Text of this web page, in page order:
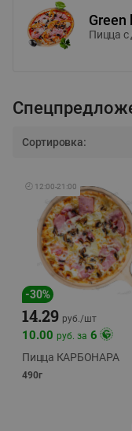
Green
Пицца c
Сортировка:
🕘 12:00-21:00
-30%
14.29 руб./шт
10.00 руб. за 6
Пицца КАРБОНАРА
490г